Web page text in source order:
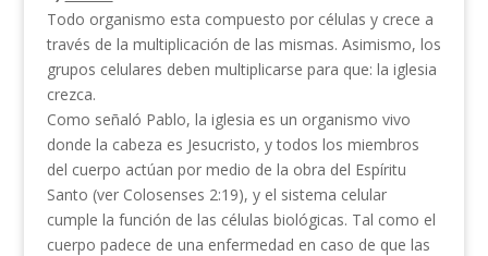
Todo organismo esta compuesto por células y crece a
través de la multiplicación de las mismas. Asimismo, los
grupos celulares deben multiplicarse para que: la iglesia
crezca.
Como señaló Pablo, la iglesia es un organismo vivo
donde la cabeza es Jesucristo, y todos los miembros
del cuerpo actúan por medio de la obra del Espíritu
Santo (ver Colosenses 2:19), y el sistema celular
cumple la función de las células biológicas. Tal como el
cuerpo padece de una enfermedad en caso de que las